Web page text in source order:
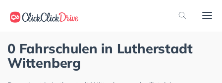
0 Fahrschulen in Lutherstadt
Wittenberg